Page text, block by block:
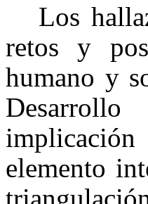
Los
retos y
humano y
elemento